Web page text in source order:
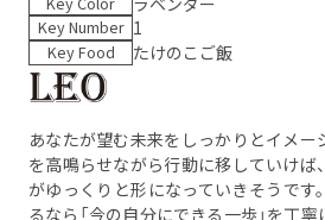
Key Number 1
Key Food たけのこご飯
あなたが望む未来をしっかりとイメ
を高鳴らせながら行動に移していけ
がゆっくりと形になっていきそうです
るなら「今の自分にできる一歩」を丁